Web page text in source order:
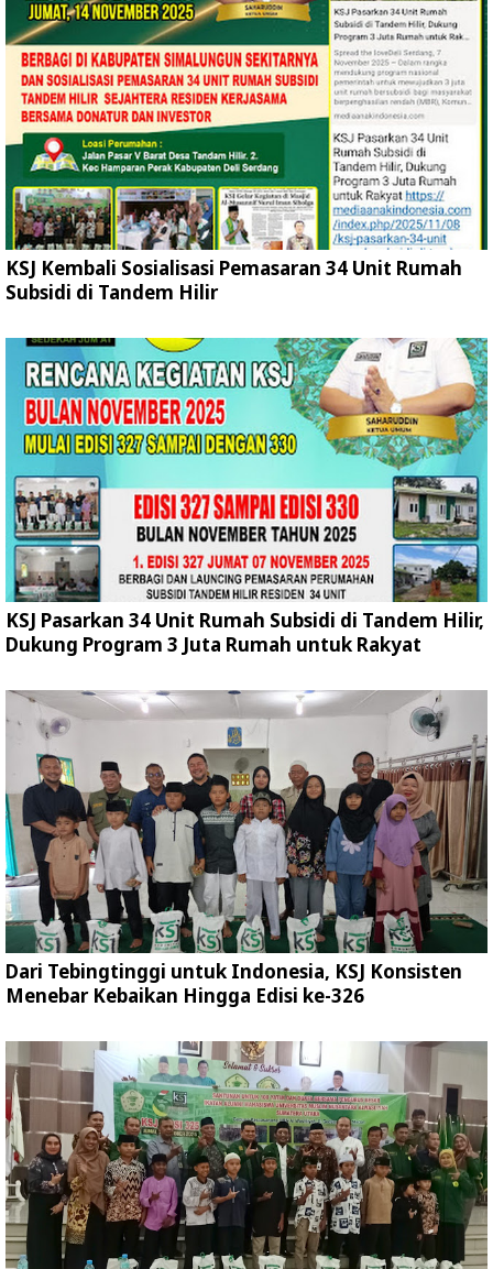
KSJ Kembali Sosialisasi Pemasaran 34 Unit Rumah
Subsidi di Tandem Hilir
KSJ Pasarkan 34 Unit Rumah Subsidi di Tandem Hilir,
Dukung Program 3 Juta Rumah untuk Rakyat
Dari Tebingtinggi untuk Indonesia, KSJ Konsisten
Menebar Kebaikan Hingga Edisi ke-326